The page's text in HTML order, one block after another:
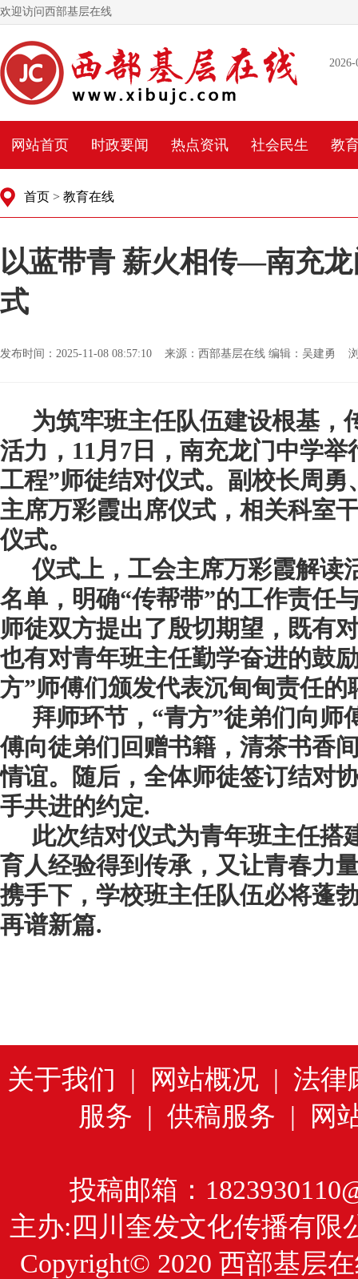
欢迎访问西部基层在线
2026-
网站首页 时政要闻 热点资讯 社会民生 教
首页 > 教育在线
以蓝带青 薪火相传—南充
式
发布时间：2025-11-08 08:57:10 来源：西部基层在线 编辑：吴建勇
为筑牢班主任队伍建设根基，
活力， 11月7日，南充龙门中学举
工程”师徒结对仪式。副校长周
主席万彩霞出席仪式， 相关科室
仪式。
仪式上，工会主席万彩霞解读
名单，明确“传帮带”的工作责任
师徒双方提出了殷切期望，既有
也有对青年班主任勤学奋进的鼓
方”师傅们颁发代表沉甸甸责任的
拜师环节， “青方”徒弟们向师
傅向徒弟们回 赠书籍，清茶书香
情谊。随后，全体师徒签订结对
手共进的约定.
此次结对仪式为青年班主任搭
育人经验得到传承， 又让青春力
携手下， 学校班主任队伍必将蓬
再谱新篇.
关于我们 | 网站概况| 法律
服务 | 供稿服务 | 网
投稿邮箱：
主办:四川奎发文化传播有
Copyright© 2020 西部基层